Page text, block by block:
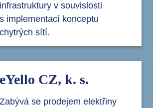
infrastruktury v souvislosti
s implementací konceptu
chytrých sítí.
eYello CZ, k. s.
Zabývá se prodejem elektřiny